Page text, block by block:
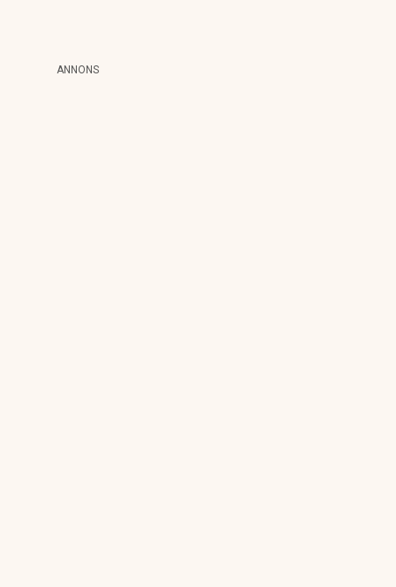
ANNONS